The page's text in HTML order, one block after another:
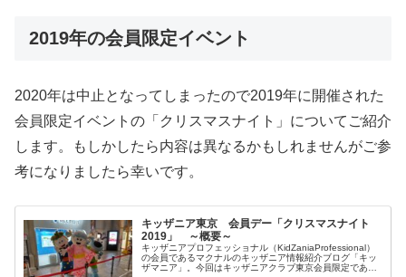
2019年の会員限定イベント
2020年は中止となってしまったので2019年に開催された
会員限定イベントの「クリスマスナイト」についてご紹介
します。もしかしたら内容は異なるかもしれませんがご参
考になりましたら幸いです。
キッザニア東京 会員デー「クリスマスナイト
2019」 ～概要～
キッザニアプロフェッショナル（KidZaniaProfessional）
の会員であるマクナルのキッザニア情報紹介ブログ「キッ
ザマニア」。今回はキッザニアクラブ東京会員限定である